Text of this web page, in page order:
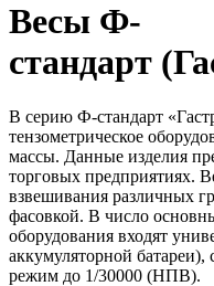
Весы Ф-
стандарт
В серию Ф-стандарт
тензометрическое
массы. Данные изделия
торговых предприятиях.
взвешивания различных
фасовкой. В число
оборудования входят
аккумуляторной батареи),
режим до 1/30000 (НПВ).